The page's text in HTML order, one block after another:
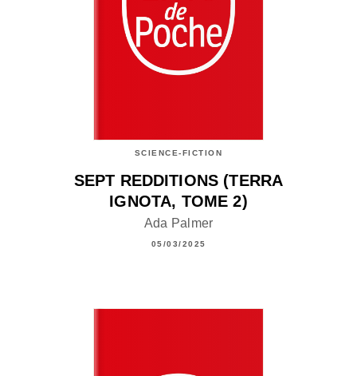
SCIENCE-FICTION
SEPT REDDITIONS (TERRA
IGNOTA, TOME 2)
Ada Palmer
05/03/2025